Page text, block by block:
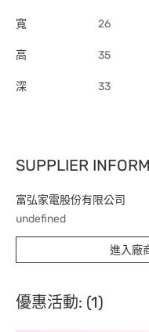
寬 26
高 35
深 33
SUPPLIER
富弘家電股份有限公司
undefined
進入廠
優惠活動: (1)